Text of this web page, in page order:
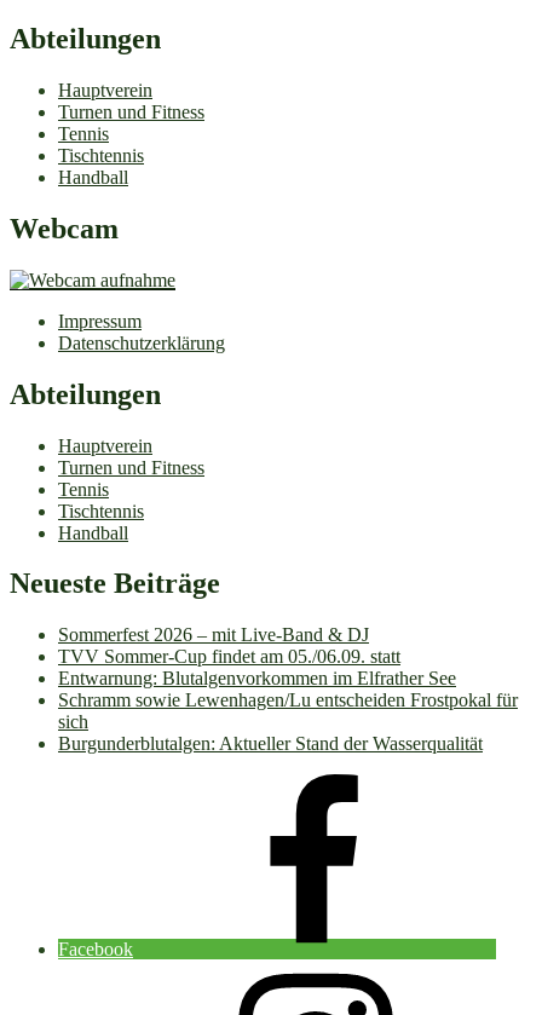
Abteilungen
Hauptverein
Turnen und Fitness
Tennis
Tischtennis
Handball
Webcam
Impressum
Datenschutzerklärung
Abteilungen
Hauptverein
Turnen und Fitness
Tennis
Tischtennis
Handball
Neueste Beiträge
Sommerfest 2026 – mit Live-Band & DJ
TVV Sommer-Cup findet am 05./06.09. statt
Entwarnung: Blutalgenvorkommen im Elfrather See
Schramm sowie Lewenhagen/Lu entscheiden Frostpokal für
sich
Burgunderblutalgen: Aktueller Stand der Wasserqualität
Facebook